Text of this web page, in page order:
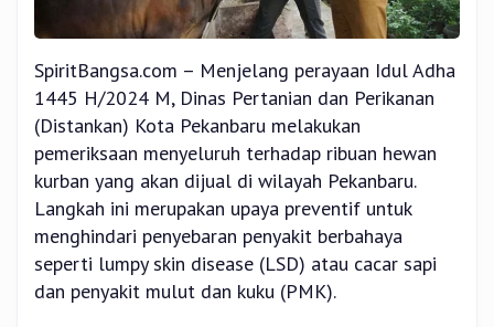
SpiritBangsa.com – Menjelang perayaan Idul Adha
1445 H/2024 M, Dinas Pertanian dan Perikanan
(Distankan) Kota Pekanbaru melakukan
pemeriksaan menyeluruh terhadap ribuan hewan
kurban yang akan dijual di wilayah Pekanbaru.
Langkah ini merupakan upaya preventif untuk
menghindari penyebaran penyakit berbahaya
seperti lumpy skin disease (LSD) atau cacar sapi
dan penyakit mulut dan kuku (PMK).